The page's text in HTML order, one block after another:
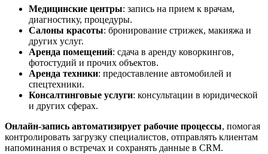
Медицинские центры: запись на прием к врачам,
диагностику, процедуры.
Салоны красоты: бронирование стрижек, макияжа и
других услуг.
Аренда помещений: сдача в аренду коворкингов,
фотостудий и прочих объектов.
Аренда техники: предоставление автомобилей и
спецтехники.
Консалтинговые услуги: консультации в юридической
и других сферах.
Онлайн-запись автоматизирует рабочие процессы, помогая
контролировать загрузку специалистов, отправлять клиентам
напоминания о встречах и сохранять данные в CRM.